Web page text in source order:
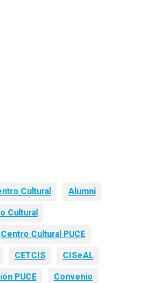
Cultural Alumni
Cultural
Centro Cultural PUCE
CETCIS CISeAL
PUCE Convenio